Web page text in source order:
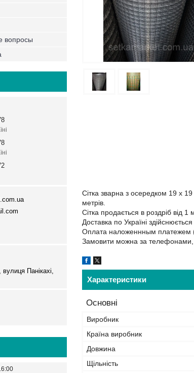
Сітка зварна з осередком 19 х
метрів.
Сітка продається в роздріб від
Доставка по Україні
Оплата наложеннным платежем
Замовити можна за
Характеристики
Основні
Виробник
Країна виробник
Довжина
Щільність
вопросы
Панікахі,